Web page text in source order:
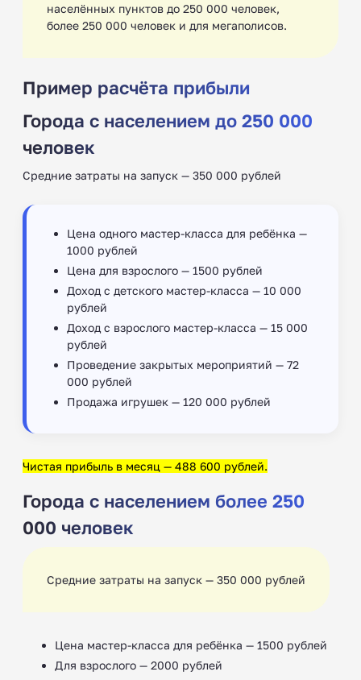
населённых пунктов до 250 000 человек,
более 250 000 человек и для мегаполисов.
Пример расчёта прибыли
Города с населением до 250 000
человек
Средние затраты на запуск — 350 000 рублей
Цена одного мастер-класса для ребёнка —
1000 рублей
Цена для взрослого — 1500 рублей
Доход с детского мастер-класса — 10 000
рублей
Доход с взрослого мастер-класса — 15 000
рублей
Проведение закрытых мероприятий — 72
000 рублей
Продажа игрушек — 120 000 рублей
Чистая прибыль в месяц — 488 600 рублей.
Города с населением более 250
000 человек
Средние затраты на запуск — 350 000 рублей
Цена мастер-класса для ребёнка — 1500 рублей
Для взрослого — 2000 рублей